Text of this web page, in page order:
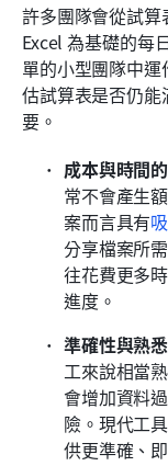
許多團隊會從試
Excel 為基礎的每
單的小型團隊中
估試算表是否仍
要。
成本與時間
常不會產生
案而言具有
分享檔案所
往花費更多
進度。
準確性與熟
工來說相當
會增加資料
險。現代工
供更準確、